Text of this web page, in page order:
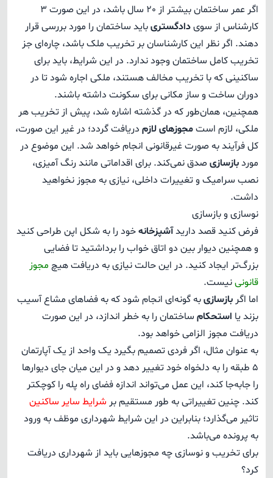
اگر عمر ساختمان بیشتر از 20 سال باشد، در این صورت ۳
کارشناس از سویدادگستریباید ساختمان را مورد بررسی قرار
دهند. اگر نظر این کارشناسان بر تخریب ملک باشد، چاره‌ای جز
تخریب کامل ساختمان وجود ندارد. در این شرایط، باید برای
ساکنینی که با تخریب مخالف هستند، ملکی اجاره شود تا در
دوران ساخت و ساز مکانی برای سکونت داشته باشند.
همچنین، همان‌طور که در گذشته اشاره شد، پیش از تخریب هر
ملکی، لازم استمجوزهای لازم دریافت گردد؛ در غیر این صورت،
کل فرآیند به صورت غیرقانونی انجام خواهد شد. این موضوع در
موردبازسازی صدق نمی‌کند. برای اقداماتی مانند رنگ آمیزی،
نصب سرامیک و تغییرات داخلی، نیازی به مجوز نخواهید
داشت.
نوسازی و بازسازی
فرض کنید قصد داریدآشپزخانهخود را به شکل اپن طراحی کنید
و همچنین دیوار بین دو اتاق خواب را برداشتید تا فضایی
بزرگ‌تر ایجاد کنید. در این حالت نیازی به دریافت هیچ مجوز
قانونینیست.
اما اگر بازسازیبه گونه‌ای انجام شود که به فضاهای مشاع آسیب
بزند یا استحکام ساختمان را به خطر اندازد، در این صورت
دریافت مجوز الزامی خواهد بود.
به عنوان مثال، اگر فردی تصمیم بگیرد یک واحد از یک آپارتمان
5 طبقه را به دلخواه خود تغییر دهد و در این میان جای دیوارها
را جابه‌جا کند، این عمل می‌تواند اندازه فضای راه پله را کوچکتر
کند. چنین تغییراتی به طور مستقیم بر شرایط سایر ساکنین
تاثیر می‌گذارد؛ بنابراین در این شرایط شهرداری موظف به ورود
به پرونده می‌باشد.
برای تخریب و نوسازی چه مجوزهایی باید از شهرداری دریافت
کرد؟